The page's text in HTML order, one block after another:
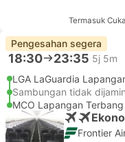
Termasuk
Pengesahan segera
18:30 23:35 5j 5m
LGA LaGuardia
Sambungan tidak
MCO Lapangan
Frontier